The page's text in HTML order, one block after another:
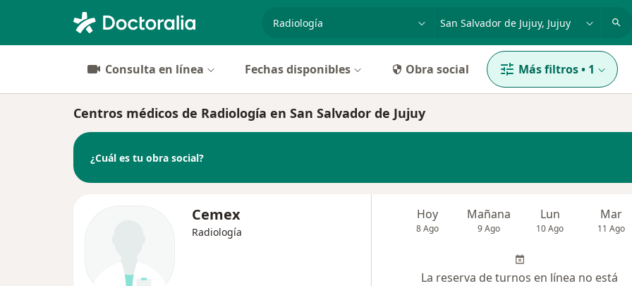
especialidad, enfermedad o nombre
Consulta en línea Fechas disponibles Obra social Más filtros• 1
Centros médicos de Radiología en San Salvador de Jujuy
¿Cuál es tu obra social?
Cemex
Radiología
Hoy
8 Ago
Mañana
9 Ago
Lun
10 Ago
Mar
11 Ago
La reserva de turnos en línea no está